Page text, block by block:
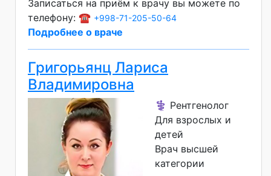
Записаться на приём к врачу вы можете по
телефону: ☎️ +998-71-205-50-64
Подробнее о враче
Григорьянц Лариса
Владимировна
⚕️ Рентгенолог
Для взрослых и
детей
Врач высшей
категории